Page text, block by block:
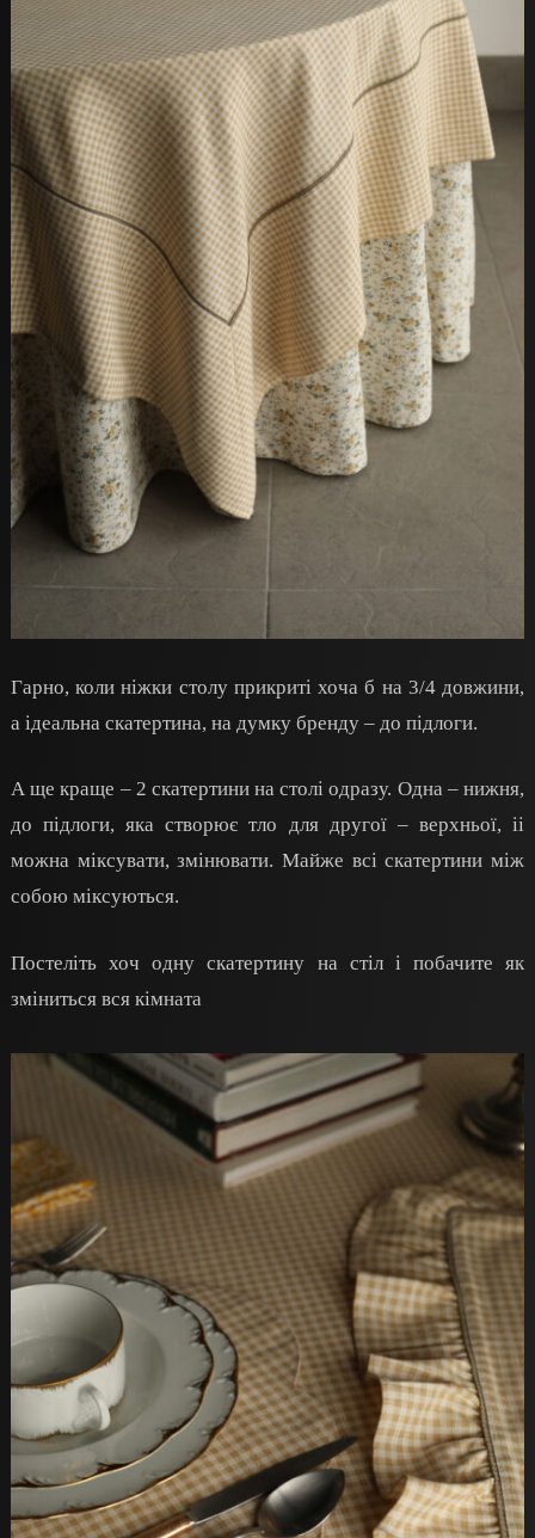
Гарно, коли ніжки столу прикриті хоча б на 3/4 довжини,
а ідеальна скатертина, на думку бренду – до підлоги.
А ще краще – 2 скатертини на столі одразу. Одна – нижня,
до підлоги, яка створює тло для другої – верхньої, іі
можна міксувати, змінювати. Майже всі скатертини між
собою міксуються.
Постеліть хоч одну скатертину на стіл і побачите як
зміниться вся кімната